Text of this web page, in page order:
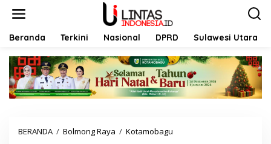
Beranda Terkini Nasional DPRD Sulawesi Utara
BERANDA / Bolmong Raya / Kotamobagu